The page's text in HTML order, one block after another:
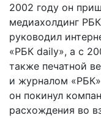
2002 году он
медиахолдинг
руководил
«РБК daily», а с
также печатной
и журналом
он покинул
расхождения во